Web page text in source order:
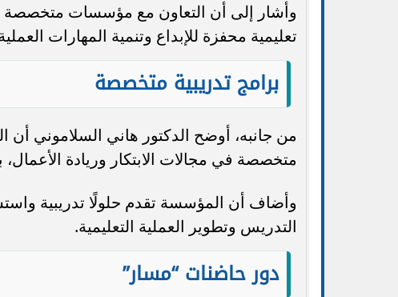
وأشار إلى أن التعاون مع مؤسسات متخصصة
تعليمية محفزة للإبداع وتنمية المهارات
برامج تدريبية متخصصة
من جانبه، أوضح الدكتور هاني السلاموني
متخصصة في مجالات الابتكار وريادة
وأضاف أن المؤسسة تقدم حلولًا تدريبية
التدريس وتطوير العملية التعليمية.
دور حاضنات “مسار”